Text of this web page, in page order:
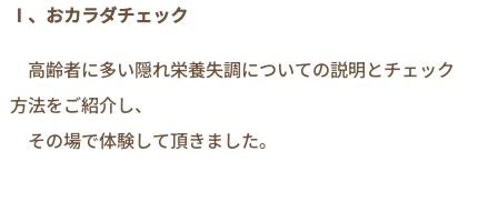
Ⅰ、おカラダチェック
高齢者に多い隠れ栄養失調についての説明とチェック
方法をご紹介し、
その場で体験して頂きました。